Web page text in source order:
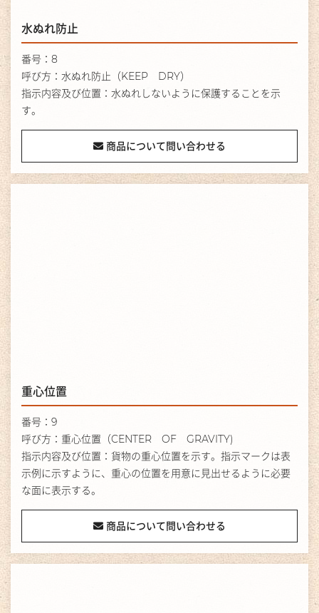
水ぬれ防止
番号：8
呼び方：水ぬれ防止（KEEP DRY）
指示内容及び位置：水ぬれしないように保護することを示
す。
商品について問い合わせる
重心位置
番号：9
呼び方：重心位置（CENTER OF GRAVITY)
指示内容及び位置：貨物の重心位置を示す。指示マークは表
示例に示すように、重心の位置を用意に見出せるように必要
な面に表示する。
商品について問い合わせる